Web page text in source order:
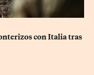
con Italia tras